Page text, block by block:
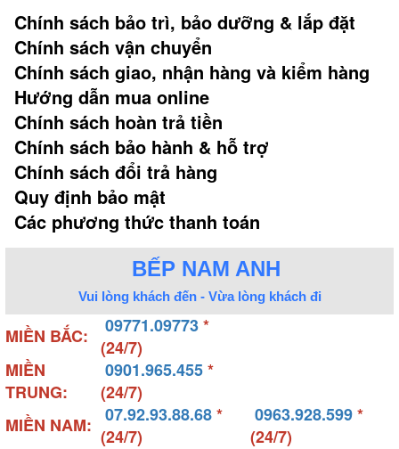
Chính sách bảo trì, bảo dưỡng & lắp đặt
Chính sách vận chuyển
Chính sách giao, nhận hàng và kiểm hàng
Hướng dẫn mua online
Chính sách hoàn trả tiền
Chính sách bảo hành & hỗ trợ
Chính sách đổi trả hàng
Quy định bảo mật
Các phương thức thanh toán
BẾP NAM ANH
Vui lòng khách đến - Vừa lòng khách đi
MIỀN BẮC: 09771.09773*
(24/7)
MIỀN
TRUNG:
0901.965.455*
(24/7)
MIỀN NAM:
07.92.93.88.68*
(24/7)
0963.928.599*
(24/7)